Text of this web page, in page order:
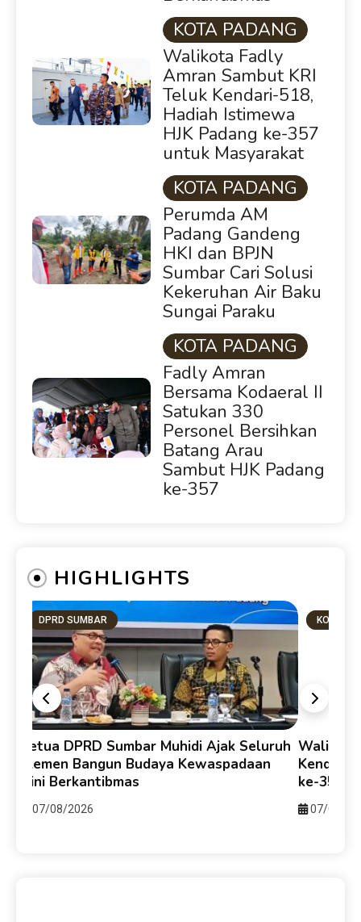
KOTA PADANG
Perumda AM
Padang Gandeng
HKI dan BPJN
Sumbar Cari Solusi
Kekeruhan Air Baku
Sungai Paraku
KOTA PADANG
Fadly Amran
Bersama Kodaeral II
Satukan 330
Personel Bersihkan
Batang Arau
Sambut HJK Padang
ke-357
HIGHLIGHTS
DPRD SUMBAR
Ketua DPRD Sumbar Muhidi Ajak Seluruh
Elemen Bangun Budaya Kewaspadaan
Dini Berkantibmas
07/08/2026
ke-357
07/08/